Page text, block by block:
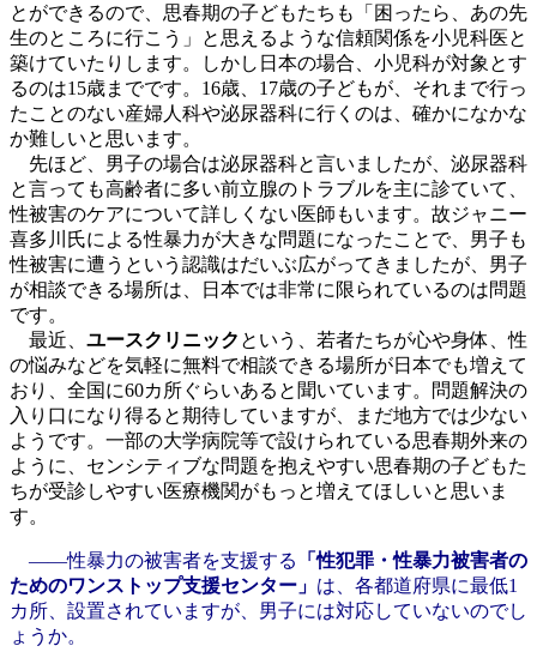
とができるので、思春期の子どもたちも「困ったら、あの先
生のところに行こう」と思えるような信頼関係を小児科医と
築けていたりします。しかし日本の場合、小児科が対象とす
るのは15歳までです。16歳、17歳の子どもが、それまで行っ
たことのない産婦人科や泌尿器科に行くのは、確かになかな
か難しいと思います。
先ほど、男子の場合は泌尿器科と言いましたが、泌尿器科
と言っても高齢者に多い前立腺のトラブルを主に診ていて、
性被害のケアについて詳しくない医師もいます。故ジャニー
喜多川氏による性暴力が大きな問題になったことで、男子も
性被害に遭うという認識はだいぶ広がってきましたが、男子
が相談できる場所は、日本では非常に限られているのは問題
です。
最近、 ユースクリニック という、若者たちが心や身体、性
の悩みなどを気軽に無料で相談できる場所が日本でも増えて
おり、全国に60カ所ぐらいあると聞いています。問題解決の
入り口になり得ると期待していますが、まだ地方では少ない
ようです。一部の大学病院等で設けられている思春期外来の
ように、センシティブな問題を抱えやすい思春期の子どもた
ちが受診しやすい医療機関がもっと増えてほしいと思いま
す。
――性暴力の被害者を支援する
「性犯罪・性暴力被害者の
ためのワンストップ支援センター」 は、各都道府県に最低1
カ所、設置されていますが、男子には対応していないのでし
ょうか。